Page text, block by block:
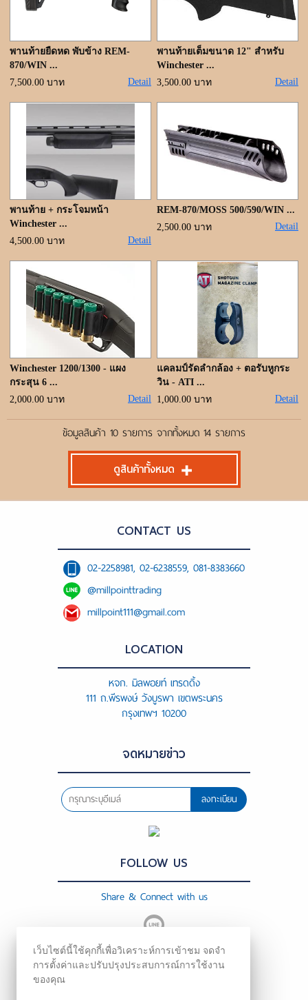
พานท้ายยืดหด พับข้าง REM-
870/WIN ...
7,500.00 บาท
Detail
พานท้ายเต็มขนาด 12" สำหรับ
Winchester ...
3,500.00 บาท
Detail
พานท้าย + กระโจมหน้า
Winchester ...
4,500.00 บาท
Detail
REM-870/MOSS 500/590/WIN ...
2,500.00 บาท
Detail
Winchester 1200/1300 - แผง
กระสุน 6 ...
2,000.00 บาท
Detail
แคลมป์รัดลำกล้อง + ตอรับหูกระ
วิน - ATI ...
1,000.00 บาท
Detail
ข้อมูลสินค้า 10 รายการ จากทั้งหมด 14 รายการ
ดูสินค้าทั้งหมด
CONTACT US
02-2258981, 02-6238559, 081-8383660
@millpointtrading
millpoint111@gmail.com
LOCATION
หจก. มิลพอยท์ เทรดดิ้ง
111 ถ.พีรพงษ์ วังบูรพา เขตพระนคร
กรุงเทพฯ 10200
จดหมายข่าว
ลงทะเบียน
FOLLOW US
Share & Connect with us
เว็บไซต์นี้ใช้คุกกี้เพื่อวิเคราะห์การเข้าชม จดจำ
การตั้งค่าและปรับปรุงประสบการณ์การใช้งาน
ของคุณ